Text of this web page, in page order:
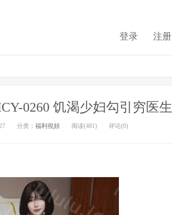
登录 注册
0260 饥渴少妇勾引穷医生
分类： 福利視頻 阅读(481) 评论(0)